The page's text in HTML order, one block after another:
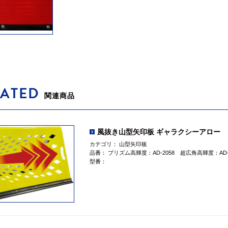
関連商品
風抜き山型矢印板 ギャラクシーアロー
カテゴリ：
山型矢印板
品番：
プリズム高輝度：AD-2058 超広角高輝度：
型番：